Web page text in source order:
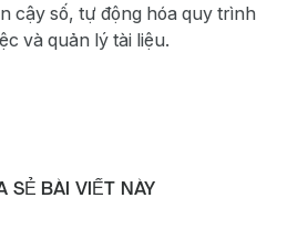
cậy số, tự động hóa quy trình
và quản lý tài liệu.
SẺ BÀI VIẾT NÀY